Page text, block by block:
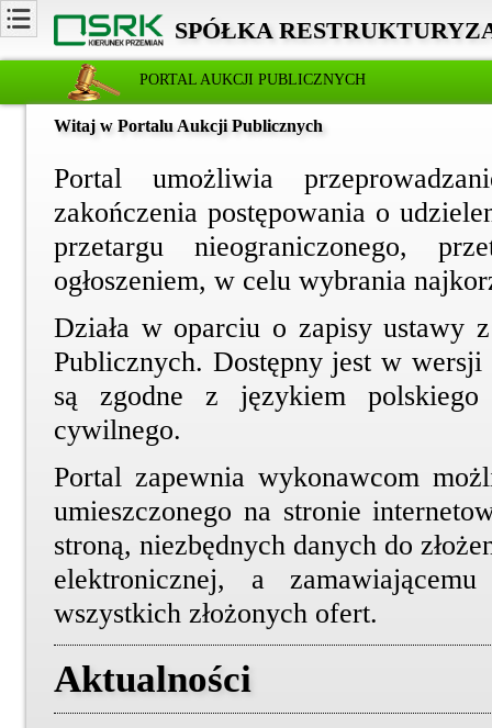
SPÓŁKA
PORTAL AUKCJI PUBLICZNYCH
Witaj w Portalu Aukcji Publicznych
Portal umożliwia
zakończenia postępowania o
przetargu nieograniczonego,
ogłoszeniem, w celu wybrania
Działa w oparciu o zapisy ustawy
Publicznych. Dostępny jest w
są zgodne z językiem
cywilnego.
Portal zapewnia wykonawcom
umieszczonego na stronie
stroną, niezbędnych danych do
elektronicznej, a
wszystkich złożonych ofert.
Aktualności